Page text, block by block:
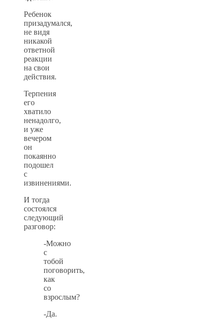
Ребенок
призадумался,
не видя
никакой
ответной
реакции
на свои
действия.
Терпения
его
хватило
ненадолго,
и уже
вечером
он
покаянно
подошел
с
извинениями.
И тогда
состоялся
следующий
разговор:
-Можно
с
тобой
поговорить,
как
со
взрослым?
-Да.